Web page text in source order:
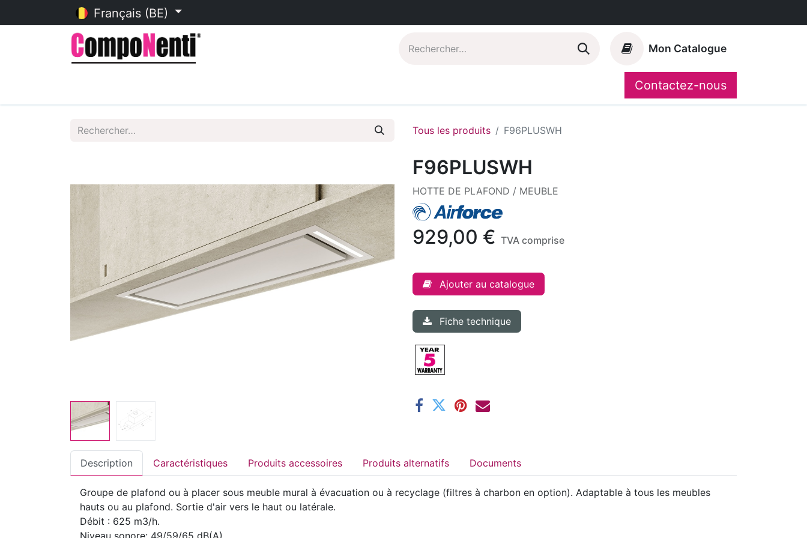
Français (BE)
Mon Catalogue
CompoShop
Contactez-nous
Tous les produits F96PLUSWH
F96PLUSWH
HOTTE DE PLAFOND / MEUBLE
929,00 € TVA comprise
Ajouter au catalogue
Fiche technique
Description Caractéristiques Produits accessoires Produits alternatifs Documents
Groupe de plafond ou à placer sous meuble mural à évacuation ou à recyclage (filtres à charbon en option). Adaptable à tous les meubles
hauts ou au plafond. Sortie d'air vers le haut ou latérale.
Débit : 625 m3/h.
Niveau sonore: 49/59/65 dB(A)